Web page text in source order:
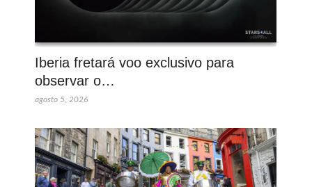
Iberia fretará voo exclusivo para
observar o…
agosto 5, 2026